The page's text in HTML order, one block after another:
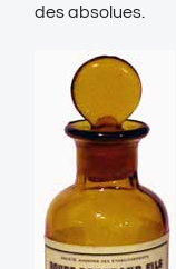
des absolues.